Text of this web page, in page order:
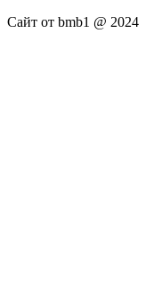
Сайт от bmb1 @ 2024